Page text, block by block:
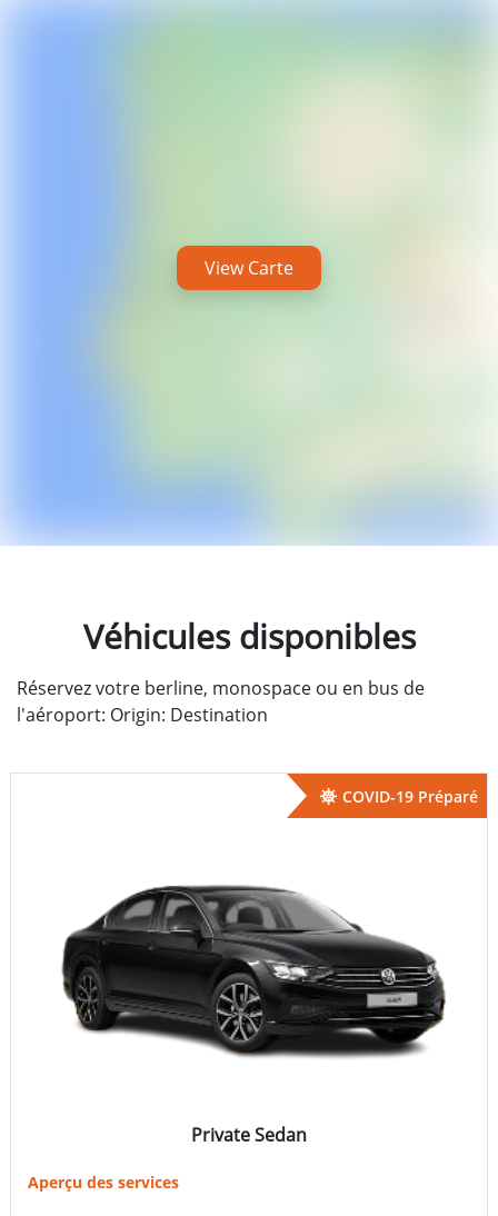
View Carte
Véhicules disponibles
Réservez votre berline, monospace ou en bus de
l'aéroport: Origin: Destination
COVID-19 Préparé
Private Sedan
Aperçu des services